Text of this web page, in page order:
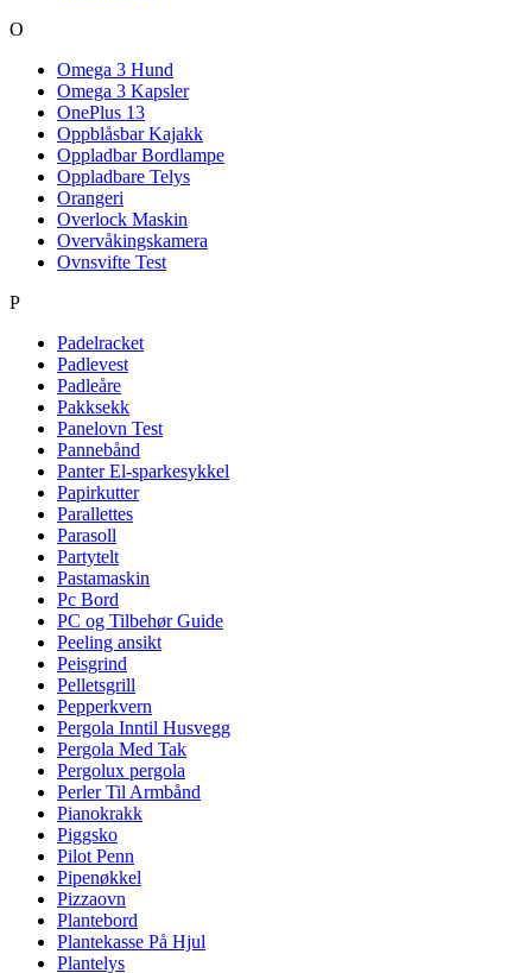
O
Omega 3 Hund
Omega 3 Kapsler
OnePlus 13
Oppblåsbar Kajakk
Oppladbar Bordlampe
Oppladbare Telys
Orangeri
Overlock Maskin
Overvåkingskamera
Ovnsvifte Test
P
Padelracket
Padlevest
Padleåre
Pakksekk
Panelovn Test
Pannebånd
Panter El-sparkesykkel
Papirkutter
Parallettes
Parasoll
Partytelt
Pastamaskin
Pc Bord
PC og Tilbehør Guide
Peeling ansikt
Peisgrind
Pelletsgrill
Pepperkvern
Pergola Inntil Husvegg
Pergola Med Tak
Pergolux pergola
Perler Til Armbånd
Pianokrakk
Piggsko
Pilot Penn
Pipenøkkel
Pizzaovn
Plantebord
Plantekasse På Hjul
Plantelys